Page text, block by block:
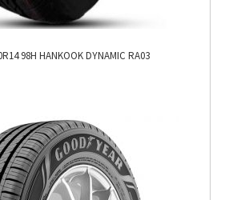
98H HANKOOK DYNAMIC RA03